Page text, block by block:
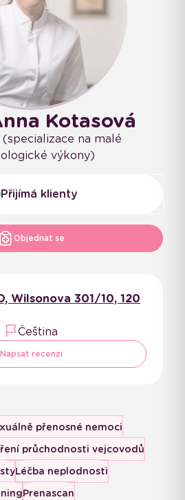
Kotasová
na malé
výkony)
Přijímá klienty
Objednat se
Wilsonova 301/10, 120
Čeština
Napsat recenzi
přenosné nemoci
průchodnosti vejcovodů
Léčba neplodnosti
Prenascan